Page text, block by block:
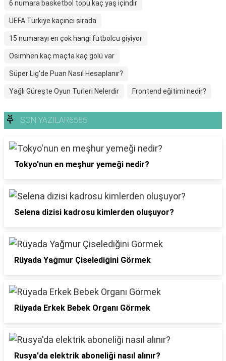
6 numara basketbol topu kaç yaş içindir
UEFA Türkiye kaçıncı sırada
15 numarayı en çok hangi futbolcu giyiyor
Osimhen kaç maçta kaç golü var
Süper Lig'de Puan Nasıl Hesaplanır?
Yağlı Güreşte Oyun Turleri Nelerdir Frontend eğitimi nedir?
SON YAZILAR6565
Tokyo'nun en meşhur yemeği nedir?
Selena dizisi kadrosu kimlerden oluşuyor?
Rüyada Yağmur Çiselediğini Görmek
Rüyada Erkek Bebek Organı Görmek
Rusya'da elektrik aboneliği nasıl alınır?